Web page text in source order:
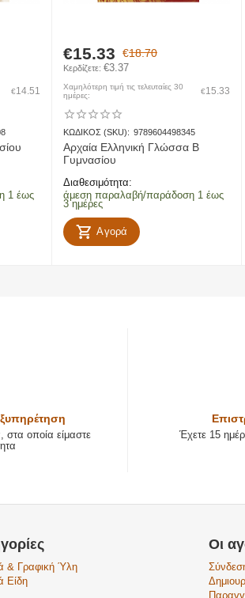
€14.51
1 έως
€18.70
€15.33
Κερδίζετε: €3.37
Χαμηλότερη τιμή τις τελευταίες 30
ημέρες:
€15.33
ΚΩΔΙΚΟΣ (SKU): 9789604498345
Αρχαία Ελληνική Γλώσσα Β
Γυμνασίου
Διαθεσιμότητα:
άμεση παραλαβή/παράδοση 1 έως
3 ημέρες
Αγορά
στα οποία είμαστε
Έχετε 15
& Γραφική Ύλη
Είδη
Οι